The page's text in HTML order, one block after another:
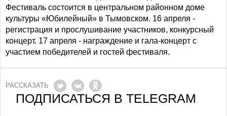
Фестиваль состоится в центральном районном доме
культуры «Юбилейный» в Тымовском. 16 апреля -
регистрация и прослушивание участников, конкурсный
концерт. 17 апреля - награждение и гала-концерт с
участием победителей и гостей фестиваля.
РАССКАЗАТЬ
ПОДПИСАТЬСЯ В TELEGRAM